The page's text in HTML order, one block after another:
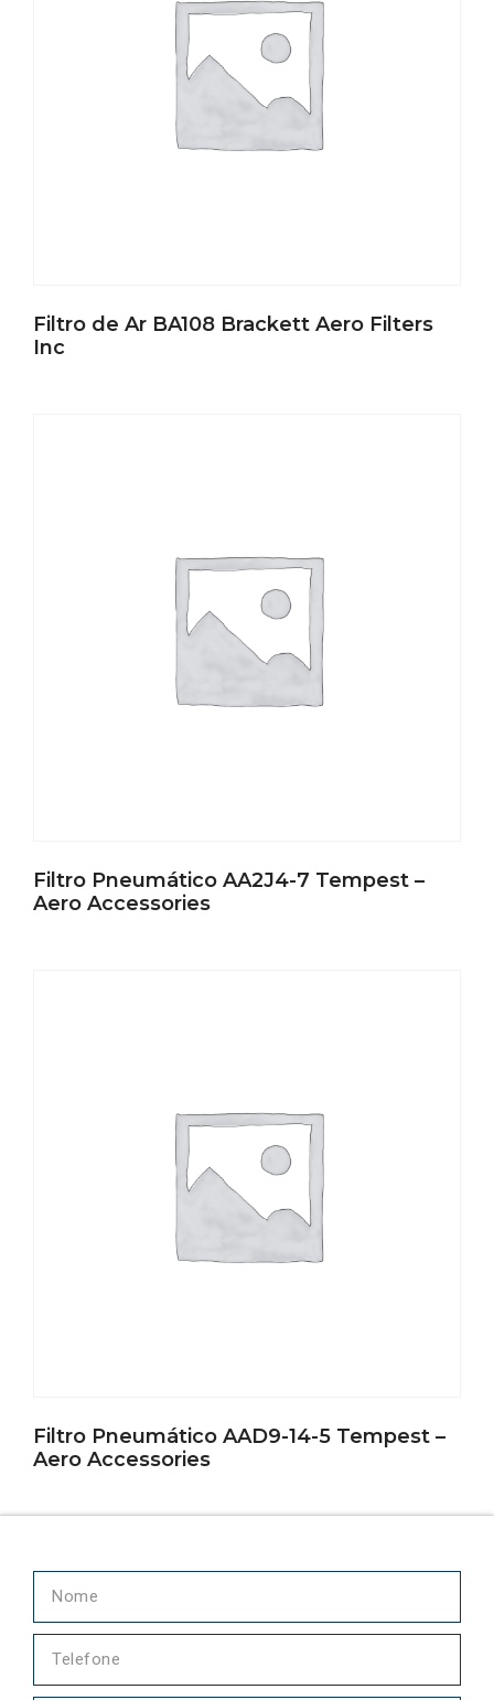
Filtro de Ar BA108 Brackett Aero Filters
Inc
Filtro Pneumático AA2J4-7 Tempest –
Aero Accessories
Filtro Pneumático AAD9-14-5 Tempest –
Aero Accessories